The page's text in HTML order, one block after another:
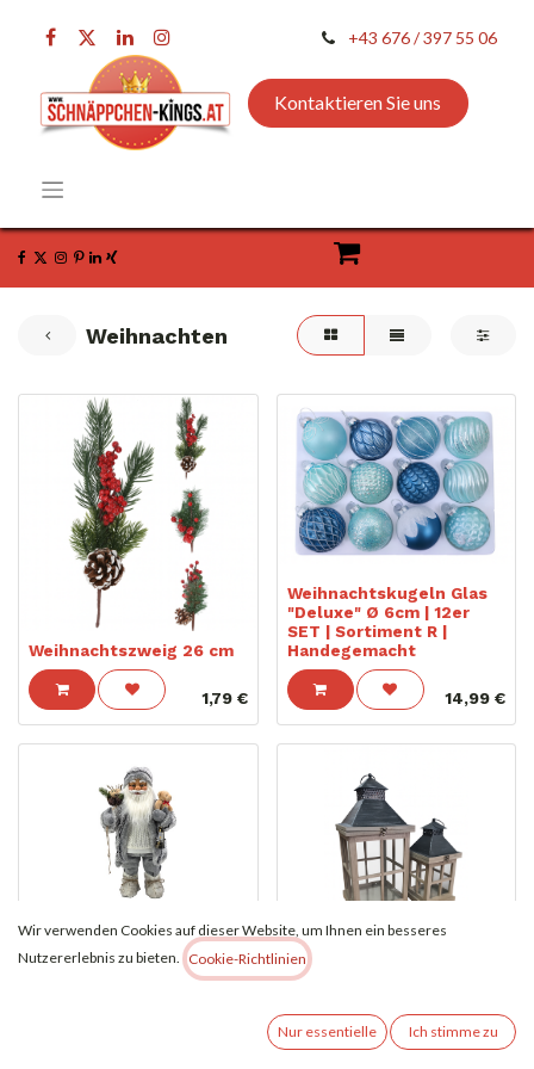
+43 676 / 397 55 06
Kontaktieren Sie uns
Weihnachten
Weihnachtszweig 26 cm
1,79€
Weihnachtskugeln Glas
"Deluxe" Ø 6cm | 12er
SET | Sortiment R |
Handegemacht
14,99 €
Weihnachtsmann Figur
Grau 80 cm | Premium
Weihnachtsdeko mit
Weihnachts Laterne aus
Vintage-Stil.
Wir verwenden Cookies auf dieser Website, um Ihnen ein besseres
Nutzererlebnis zu bieten.
Cookie-Richtlinien
Nur essentielle Ich stimme zu